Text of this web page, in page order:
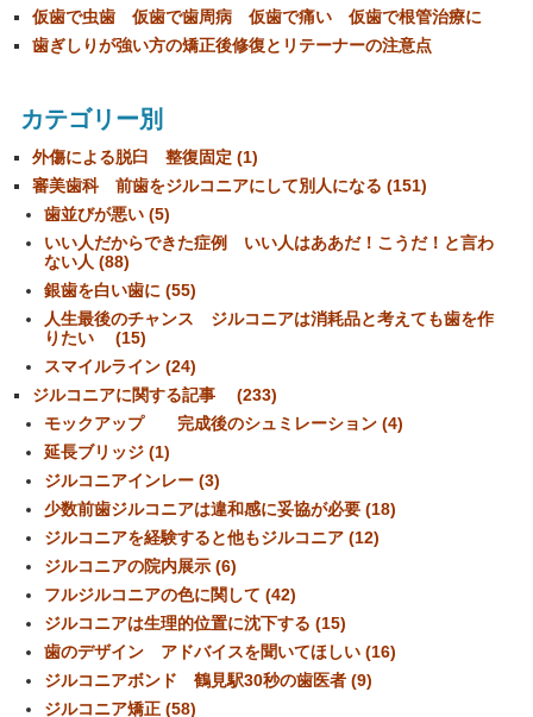
仮歯で虫歯 仮歯で歯周病 仮歯で痛い 仮歯で根管治療に
歯ぎしりが強い方の矯正後修復とリテーナーの注意点
カテゴリー別
外傷による脱臼 整復固定 (1)
審美歯科 前歯をジルコニアにして別人になる (151)
歯並びが悪い (5)
いい人だからできた症例 いい人はああだ！こうだ！と言わ
ない人 (88)
銀歯を白い歯に (55)
人生最後のチャンス ジルコニアは消耗品と考えても歯を作
りたい (15)
スマイルライン (24)
ジルコニアに関する記事 (233)
モックアップ 完成後のシュミレーション (4)
延長ブリッジ (1)
ジルコニアインレー (3)
少数前歯ジルコニアは違和感に妥協が必要 (18)
ジルコニアを経験すると他もジルコニア (12)
ジルコニアの院内展示 (6)
フルジルコニアの色に関して (42)
ジルコニアは生理的位置に沈下する (15)
歯のデザイン アドバイスを聞いてほしい (16)
ジルコニアボンド 鶴見駅30秒の歯医者 (9)
ジルコニア矯正 (58)